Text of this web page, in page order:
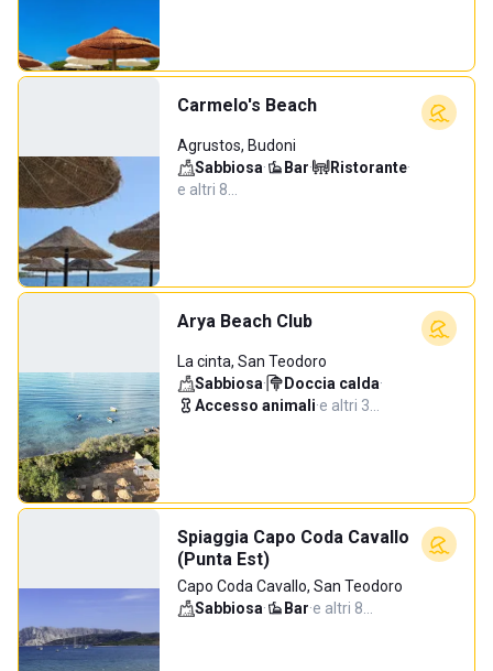
Carmelo's Beach
Agrustos, Budoni
Sabbiosa· Bar· Ristorante·
e altri 8…
Arya Beach Club
La cinta, San Teodoro
Sabbiosa· Doccia calda·
Accesso animali·e altri 3…
Spiaggia Capo Coda Cavallo
(Punta Est)
Capo Coda Cavallo, San Teodoro
Sabbiosa· Bar·e altri 8…